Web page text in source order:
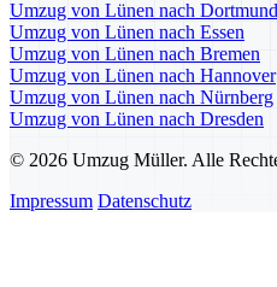
Umzug von Lünen nach Dortmund
Umzug von Lünen nach Essen
Umzug von Lünen nach Bremen
Umzug von Lünen nach Hannover
Umzug von Lünen nach Nürnberg
Umzug von Lünen nach Dresden
© 2026 Umzug Müller. Alle
Impressum Datenschutz